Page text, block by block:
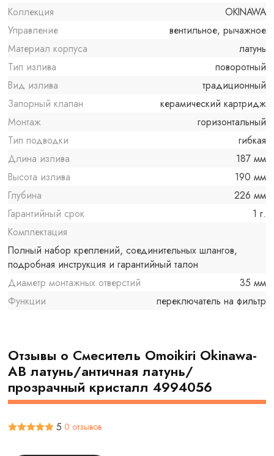
Коллекция
OKINAWA
Управление
вентильное, рычажное
Материал корпуса
латунь
Тип излива
поворотный
Вид излива
традиционный
Запорный клапан
керамический картридж
Монтаж
горизонтальный
Тип подводки
гибкая
Длина излива
187 мм
Высота излива
190 мм
Глубина
226 мм
Гарантийный срок
1 г.
Комплектация
Полный набор креплений, соединительных шлангов,
подробная инструкция и гарантийный талон
Диаметр монтажных отверстий
35 мм
Функции
переключатель на фильтр
Отзывы о Смеситель Omoikiri Okinawa-
AB латунь/античная латунь/
прозрачный кристалл 4994056
5 0 отзывов